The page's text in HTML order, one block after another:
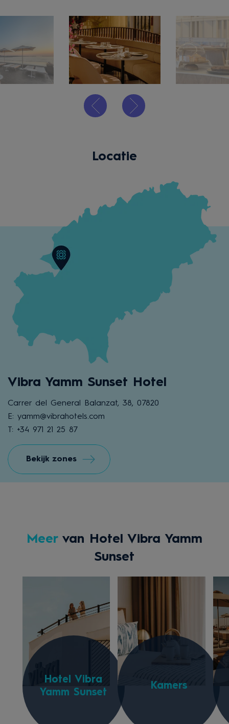
Locatie
Vibra Yamm Sunset Hotel
Carrer del General Balanzat, 38, 07820
E: yamm@vibrahotels.com
T: +34 971 21 25 87
Bekijk zones
Meervan Hotel Vibra Yamm
Sunset
Hotel Vibra
Yamm Sunset
Kamers